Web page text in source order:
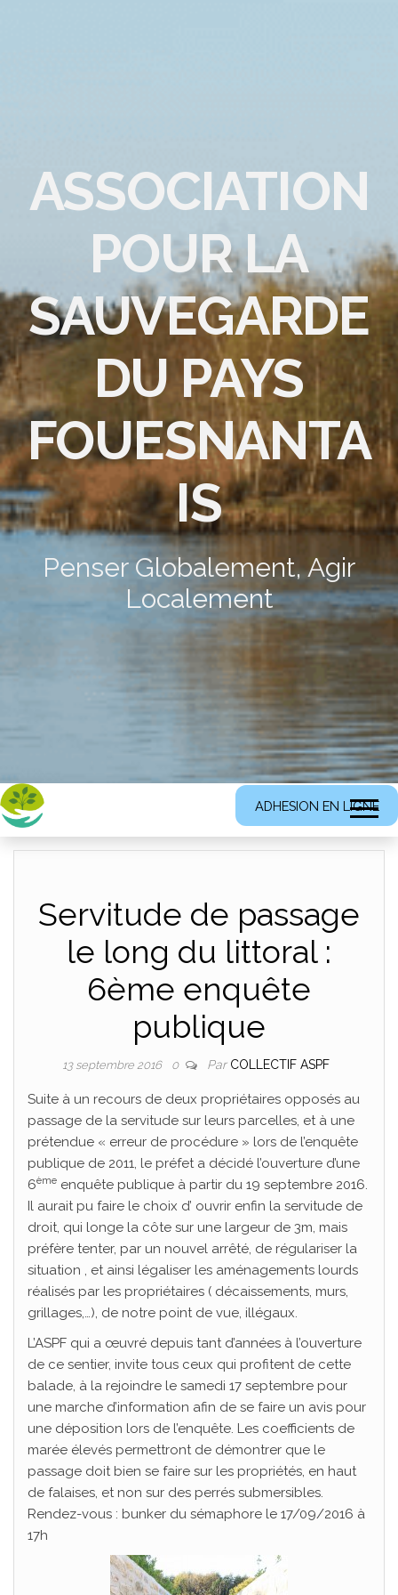
ASSOCIATION
POUR LA
SAUVEGARDE
DU PAYS
FOUESNANTA
IS
Penser Globalement, Agir
Localement
ADHESION EN LIGNE
Servitude de passage
le long du littoral :
6ème enquête
publique
13 septembre 2016 0 Par COLLECTIF ASPF
Suite à un recours de deux propriétaires opposés au
passage de la servitude sur leurs parcelles, et à une
prétendue « erreur de procédure » lors de l’enquête
publique de 2011, le préfet a décidé l’ouverture d’une
6ème enquête publique à partir du 19 septembre 2016.
Il aurait pu faire le choix d’ ouvrir enfin la servitude de
droit, qui longe la côte sur une largeur de 3m, mais
préfère tenter, par un nouvel arrêté, de régulariser la
situation , et ainsi légaliser les aménagements lourds
réalisés par les propriétaires ( décaissements, murs,
grillages,…), de notre point de vue, illégaux.
L’ASPF qui a œuvré depuis tant d’années à l’ouverture
de ce sentier, invite tous ceux qui profitent de cette
balade, à la rejoindre le samedi 17 septembre pour
une marche d’information afin de se faire un avis pour
une déposition lors de l’enquête. Les coefficients de
marée élevés permettront de démontrer que le
passage doit bien se faire sur les propriétés, en haut
de falaises, et non sur des perrés submersibles.
Rendez-vous : bunker du sémaphore le 17/09/2016 à
17h